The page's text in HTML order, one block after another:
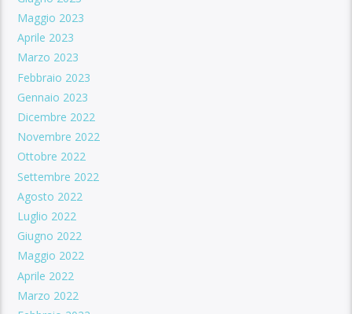
Maggio 2023
Aprile 2023
Marzo 2023
Febbraio 2023
Gennaio 2023
Dicembre 2022
Novembre 2022
Ottobre 2022
Settembre 2022
Agosto 2022
Luglio 2022
Giugno 2022
Maggio 2022
Aprile 2022
Marzo 2022